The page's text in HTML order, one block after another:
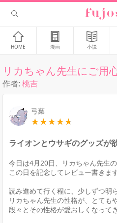
HOME 漫画 小説
リカちゃん先生にご用
作者: 桃吉
弓葉
ライオンとウサギのグッズが
今日は4月20日、リカちゃん先生
この日を記念してレビュー書きま
読み進めて行く程に、少しずつ明
リカちゃん先生の性格が、とても
段々とその性格が愛おしくなって